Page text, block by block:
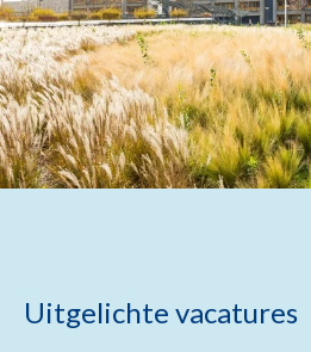
Uitgelichte vacatures